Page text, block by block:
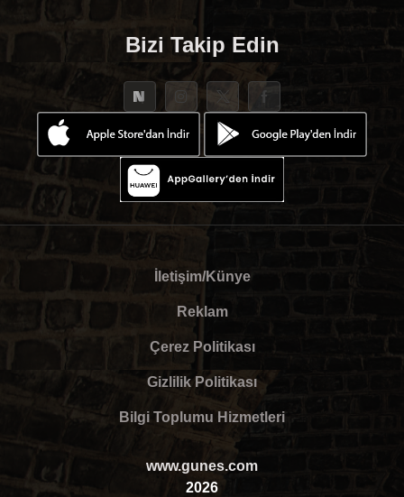
Bizi Takip Edin
İletişim/Künye
Reklam
Çerez Politikası
Gizlilik Politikası
Bilgi Toplumu Hizmetleri
www.gunes.com
2026